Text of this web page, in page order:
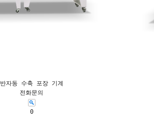
반자동 수축 포장 기계
전화문의
0